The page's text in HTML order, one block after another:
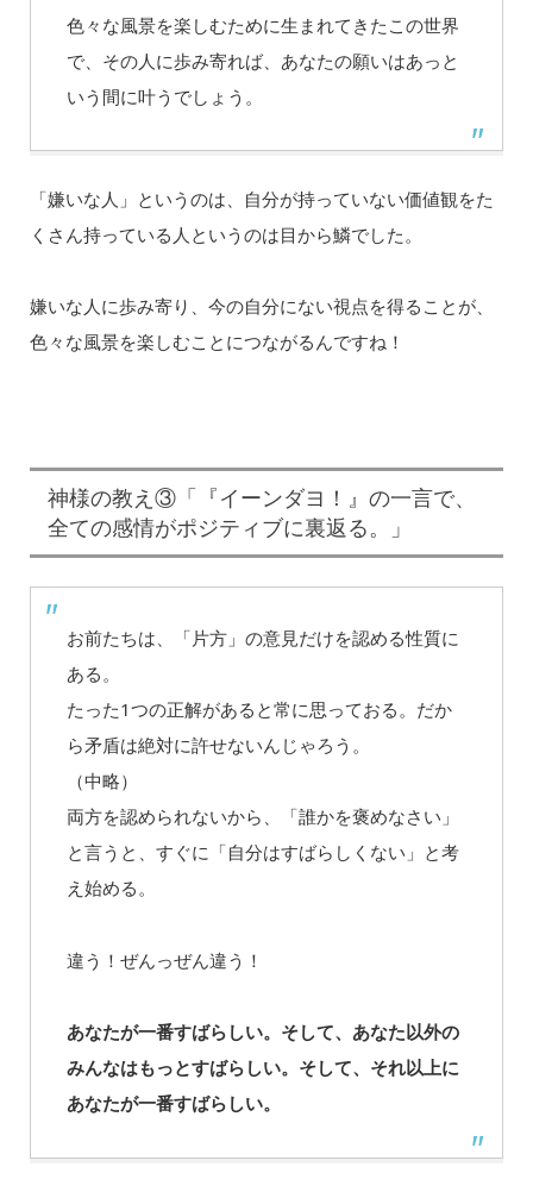
色々な風景を楽しむために生まれてきたこの世界
で、その人に歩み寄れば、あなたの願いはあっと
いう間に叶うでしょう。
「嫌いな人」というのは、自分が持っていない価値観をた
くさん持っている人というのは目から鱗でした。
嫌いな人に歩み寄り、今の自分にない視点を得ることが、
色々な風景を楽しむことにつながるんですね！
神様の教え③「『イーンダヨ！』の一言で、
全ての感情がポジティブに裏返る。」
お前たちは、「片方」の意見だけを認める性質に
ある。
たった1つの正解があると常に思っておる。だか
ら矛盾は絶対に許せないんじゃろう。
（中略）
両方を認められないから、「誰かを褒めなさい」
と言うと、すぐに「自分はすばらしくない」と考
え始める。
違う！ぜんっぜん違う！
あなたが一番すばらしい。そして、あなた以外の
みんなはもっとすばらしい。そして、それ以上に
あなたが一番すばらしい。